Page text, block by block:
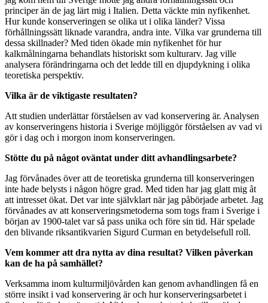
principer än de jag lärt mig i Italien. Detta väckte min nyfikenhet.
Hur kunde konserveringen se olika ut i olika länder? Vissa
förhållningssätt liknade varandra, andra inte. Vilka var grunderna till
dessa skillnader? Med tiden ökade min nyfikenhet för hur
kalkmålningarna behandlats historiskt som kulturarv. Jag ville
analysera förändringarna och det ledde till en djupdykning i olika
teoretiska perspektiv.
Vilka är de viktigaste resultaten?
Att studien underlättar förståelsen av vad konservering är. Analysen
av konserveringens historia i Sverige möjliggör förståelsen av vad vi
gör i dag och i morgon inom konserveringen.
Stötte du på något oväntat under ditt avhandlingsarbete?
Jag förvånades över att de teoretiska grunderna till konserveringen
inte hade belysts i någon högre grad. Med tiden har jag glatt mig åt
att intresset ökat. Det var inte självklart när jag påbörjade arbetet. Jag
förvånades av att konserveringsmetoderna som togs fram i Sverige i
början av 1900-talet var så pass unika och före sin tid. Här spelade
den blivande riksantikvarien Sigurd Curman en betydelsefull roll.
Vem kommer att dra nytta av dina resultat? Vilken påverkan
kan de ha på samhället?
Verksamma inom kulturmiljövården kan genom avhandlingen få en
större insikt i vad konservering är och hur konserveringsarbetet i